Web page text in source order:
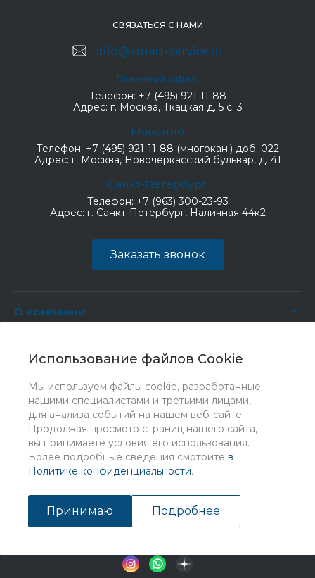
Использование файлов Cookie
Мы используем файлы cookie, разработанные
нашими специалистами и третьими лицами,
для анализа событий на нашем веб-сайте.
Продолжая просмотр страниц нашего сайта,
вы принимаете условия его использования.
Более подробные сведения смотрите в
Политике конфиденциальности.
Принимаю Подробнее
СВЯЗАТЬСЯ С НАМИ
info@smart-service.ru
Главный офис
Телефон: +7 (495) 921-11-88
Адрес: г. Москва, Ткацкая д. 5 с. 3
Марьино
Телефон: +7 (495) 921-11-88 (многокан.) доб. 022
Адрес: г. Москва, Новочеркасский бульвар, д. 41
Санкт-Петербург
Телефон: +7 (963) 300-23-93
Адрес: г. Санкт-Петербург, Наличная 44к2
Заказать звонок
О компании
Услуги